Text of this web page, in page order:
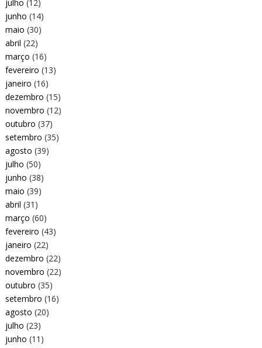
julho (12)
junho (14)
maio (30)
abril (22)
março (16)
fevereiro (13)
janeiro (16)
dezembro (15)
novembro (12)
outubro (37)
setembro (35)
agosto (39)
julho (50)
junho (38)
maio (39)
abril (31)
março (60)
fevereiro (43)
janeiro (22)
dezembro (22)
novembro (22)
outubro (35)
setembro (16)
agosto (20)
julho (23)
junho (11)